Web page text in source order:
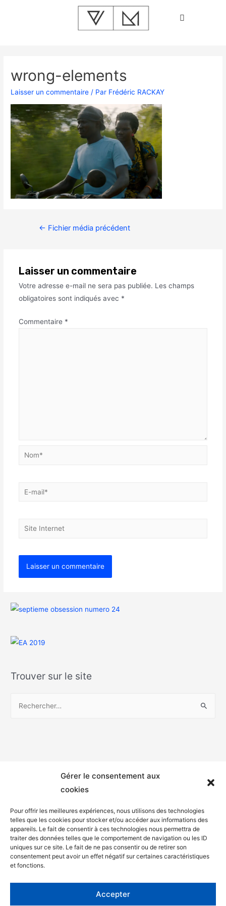
Gérer le consentement aux
cookies
Pour offrir les meilleures expériences, nous utilisons des technologies
telles que les cookies pour stocker et/ou accéder aux informations des
appareils. Le fait de consentir à ces technologies nous permettra de
traiter des données telles que le comportement de navigation ou les ID
uniques sur ce site. Le fait de ne pas consentir ou de retirer son
consentement peut avoir un effet négatif sur certaines caractéristiques
et fonctions.
Accepter
wrong-elements
Laisser un commentaire / Par Frédéric RACKAY
← Fichier média précédent
Laisser un commentaire
Votre adresse e-mail ne sera pas publiée. Les champs
obligatoires sont indiqués avec *
Commentaire *
Trouver sur le site
Mentions légales
Politique de confidentialité